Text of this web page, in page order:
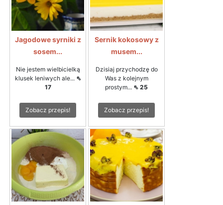
Jagodowe syrniki z
sosem...
Nie jestem wielbicielką
klusek leniwych ale... ⇖
17
Zobacz przepis!
Sernik kokosowy z
musem...
Dzisiaj przychodzę do
Was z kolejnym
prostym... ⇖ 25
Zobacz przepis!